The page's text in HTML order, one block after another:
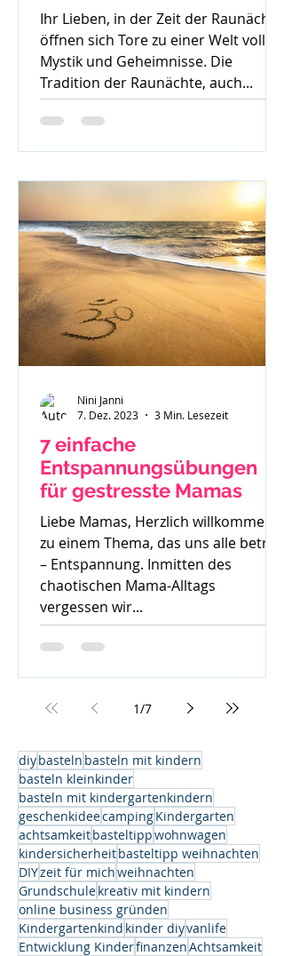
Ihr Lieben, in der Zeit der Raunächte
öffnen sich Tore zu einer Welt voller
Mystik und Geheimnisse. Die
Tradition der Raunächte, auch...
7 einfache
Entspannungsübungen
für gestresste Mamas
Liebe Mamas, Herzlich willkommen
zu einem Thema, das uns alle betrifft
– Entspannung. Inmitten des
chaotischen Mama-Alltags
vergessen wir...
Nini Janni
7. Dez. 2023
3 Min. Lesezeit
1/7
diybasteln basteln mit kindern
basteln kleinkinder
basteln mit kindergartenkindern
geschenkideecampingKindergarten
achtsamkeitbasteltippwohnwagen
kindersicherheitbasteltipp weihnachten
DIYzeit für michweihnachten
Grundschulekreativ mit kindern
online business gründen
Kindergartenkind kinder diyvanlife
Entwicklung KinderfinanzenAchtsamkeit